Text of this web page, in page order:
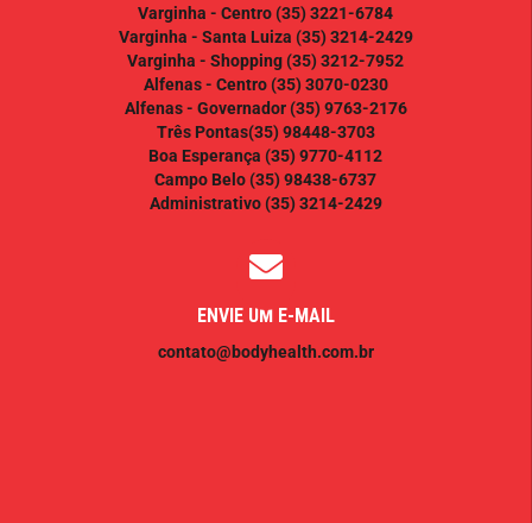
Varginha - Centro(35) 3221-6784
Varginha - Santa Luiza (35) 3214-2429
Varginha - Shopping(35) 3212-7952
Alfenas - Centro(35) 3070-0230
Alfenas - Governador(35) 9763-2176
Três Pontas(35) 98448-3703
Boa Esperança (35) 9770-4112
Campo Belo(35) 98438-6737
Administrativo(35) 3214-2429
ENVIE UM E-MAIL
contato@bodyhealth.com.br